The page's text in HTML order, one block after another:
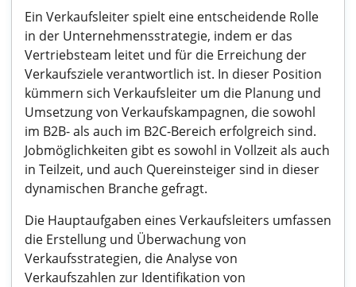
Ein Verkaufsleiter spielt eine entscheidende Rolle
in der Unternehmensstrategie, indem er das
Vertriebsteam leitet und für die Erreichung der
Verkaufsziele verantwortlich ist. In dieser Position
kümmern sich Verkaufsleiter um die Planung und
Umsetzung von Verkaufskampagnen, die sowohl
im B2B- als auch im B2C-Bereich erfolgreich sind.
Jobmöglichkeiten gibt es sowohl in Vollzeit als auch
in Teilzeit, und auch Quereinsteiger sind in dieser
dynamischen Branche gefragt.
Die Hauptaufgaben eines Verkaufsleiters umfassen
die Erstellung und Überwachung von
Verkaufsstrategien, die Analyse von
Verkaufszahlen zur Identifikation von